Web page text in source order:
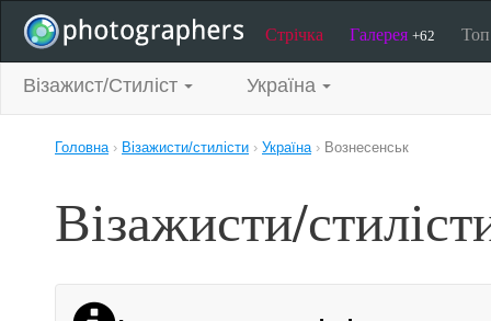
Стрічка Галерея +62
Візажист/Стиліст Україна
Головна› Візажисти/стилісти › Україна› Вознесенськ
Візажисти/